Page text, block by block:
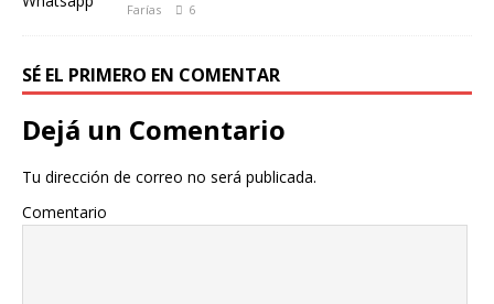
Farías
6
SÉ EL PRIMERO EN COMENTAR
Dejá un Comentario
Tu dirección de correo no será publicada.
Comentario